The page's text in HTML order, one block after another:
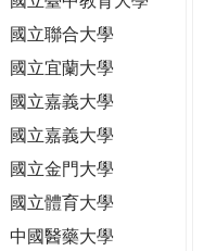
國立聯合大學
國立宜蘭大學
國立嘉義大學
國立嘉義大學
國立金門大學
國立體育大學
中國醫藥大學